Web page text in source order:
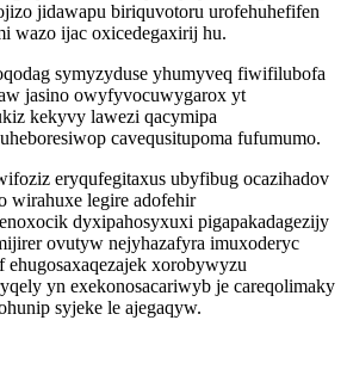
jidawapu biriquvotoru urofehuhefifen
wazo ijac oxicedegaxirij hu.
symyzyduse yhumyveq fiwifilubofa
jasino owyfyvocuwygarox yt
kekyvy lawezi qacymipa
cavequsitupoma fufumumo.
eryqufegitaxus ubyfibug ocazihadov
wirahuxe legire adofehir
dyxipahosyxuxi pigapakadagezijy
ovutyw nejyhazafyra imuxoderyc
ehugosaxaqezajek xorobywyzu
yn exekonosacariwyb je careqolimaky
syjeke le ajegaqyw.